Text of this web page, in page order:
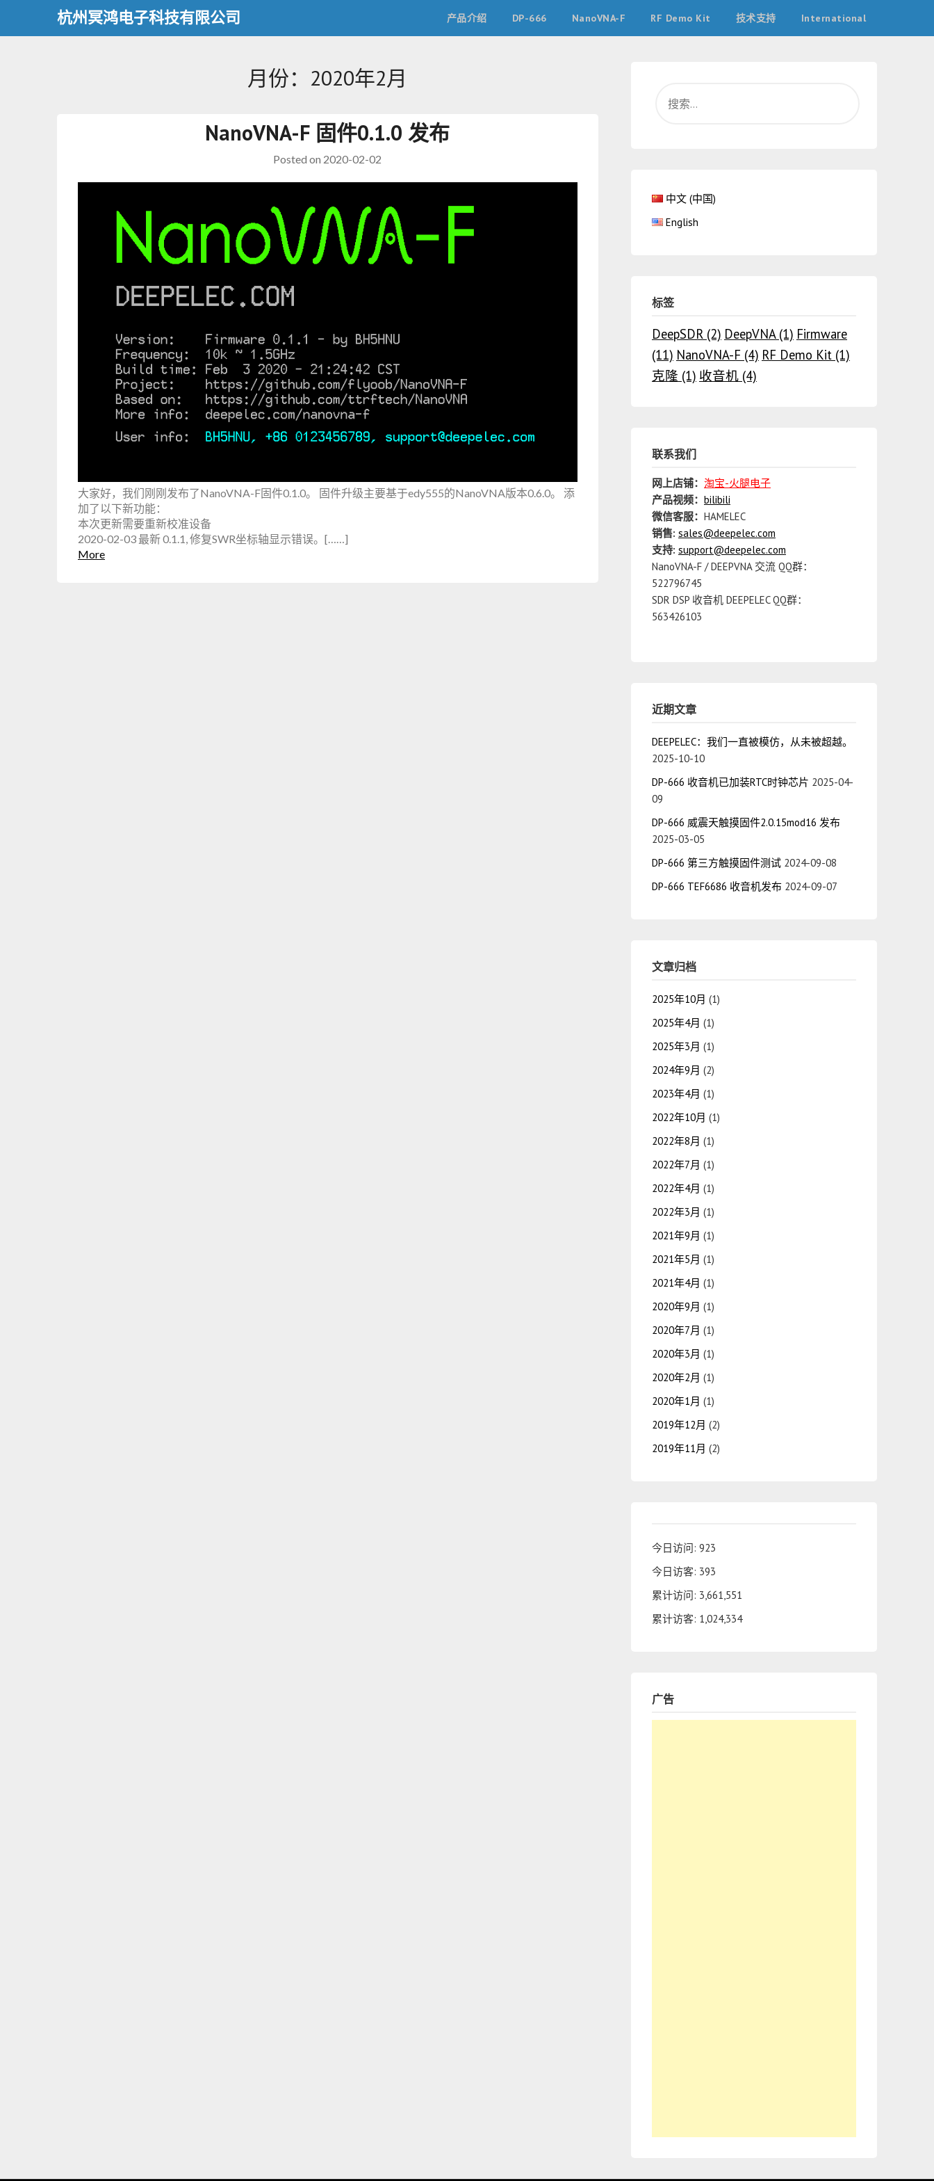
杭州冥鸿电子科技有限公司 产品介绍 DP-666 NanoVNA-F RF Demo Kit 技术支持 International
月份：2020年2月
NanoVNA-F 固件0.1.0 发布
Posted on 2020-02-02
大家好，我们刚刚发布了NanoVNA-F固件0.1.0。 固件升级主要基于edy555的NanoVNA版本0.6.0。 添
加了以下新功能：
本次更新需要重新校准设备
2020-02-03 最新 0.1.1, 修复SWR坐标轴显示错误。[……]
More
中文 (中国)
English
标签
DeepSDR(2) DeepVNA(1) Firmware
(11) NanoVNA-F(4) RF Demo Kit(1)
克隆 (1) 收音机(4)
联系我们
网上店铺： 淘宝-火腿电子
产品视频： bilibili
微信客服： HAMELEC
销售: sales@deepelec.com
支持: support@deepelec.com
NanoVNA-F / DEEPVNA 交流 QQ群：
522796745
SDR DSP 收音机 DEEPELEC QQ群：
563426103
近期文章
DEEPELEC：我们一直被模仿，从未被超越。
2025-10-10
DP-666 收音机已加装RTC时钟芯片 2025-04-
09
DP-666 威震天触摸固件2.0.15mod16 发布
2025-03-05
DP-666 第三方触摸固件测试 2024-09-08
DP-666 TEF6686 收音机发布 2024-09-07
文章归档
2025年10月 (1)
2025年4月 (1)
2025年3月 (1)
2024年9月 (2)
2023年4月 (1)
2022年10月 (1)
2022年8月 (1)
2022年7月 (1)
2022年4月 (1)
2022年3月 (1)
2021年9月 (1)
2021年5月 (1)
2021年4月 (1)
2020年9月 (1)
2020年7月 (1)
2020年3月 (1)
2020年2月 (1)
2020年1月 (1)
2019年12月 (2)
2019年11月 (2)
今日访问: 923
今日访客: 393
累计访问: 3,661,551
累计访客: 1,024,334
广告